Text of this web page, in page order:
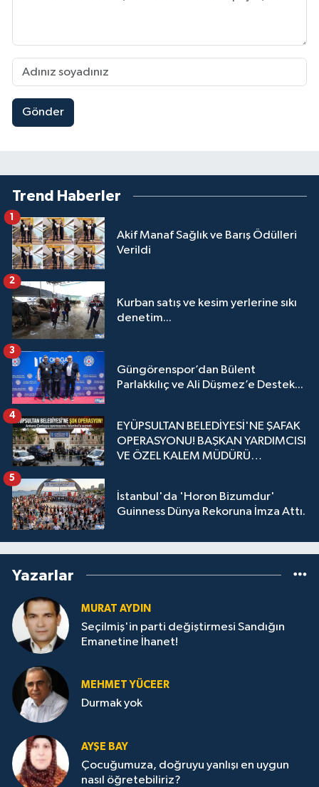
Gönder
Trend Haberler
Akif Manaf Sağlık ve Barış Ödülleri
Verildi
1
Kurban satış ve kesim yerlerine sıkı
denetim...
2
Güngörenspor’dan Bülent
Parlakkılıç ve Ali Düşmez’e Destek...
3
EYÜPSULTAN BELEDİYESİ'NE ŞAFAK
OPERASYONU! BAŞKAN YARDIMCISI
VE ÖZEL KALEM MÜDÜRÜ
4
İstanbul'da 'Horon Bizumdur'
Guinness Dünya Rekoruna İmza Attı.
5
Yazarlar
MURAT AYDIN
Seçilmiş'in parti değiştirmesi Sandığın
Emanetine İhanet!
MEHMET YÜCEER
Durmak yok
AYŞE BAY
Çocuğumuza, doğruyu yanlışı en uygun
nasıl öğretebiliriz?